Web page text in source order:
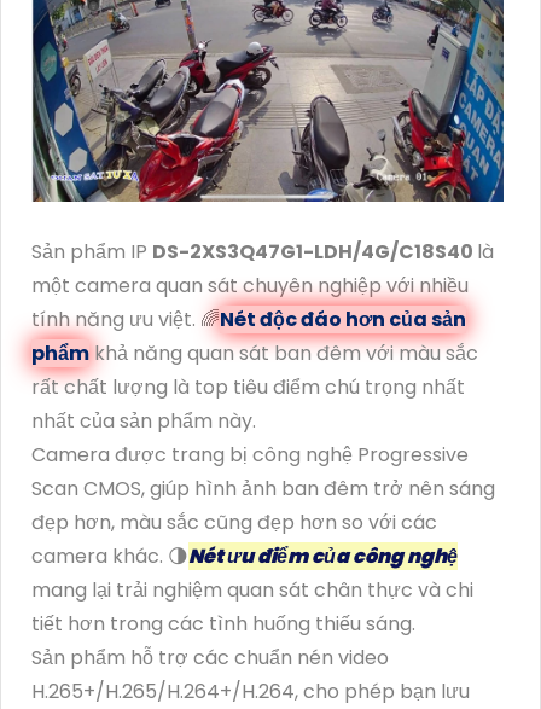
Sản phẩm IP DS-2XS3Q47G1-LDH/4G/C18S40 là
một camera quan sát chuyên nghiệp với nhiều
tính năng ưu việt. 🌈Nét độc đáo hơn của sản
phẩm khả năng quan sát ban đêm với màu sắc
rất chất lượng là top tiêu điểm chú trọng nhất
nhất của sản phẩm này.
Camera được trang bị công nghệ Progressive
Scan CMOS, giúp hình ảnh ban đêm trở nên sáng
đẹp hơn, màu sắc cũng đẹp hơn so với các
camera khác. 🌗Nét ưu điểm của công nghệ
mang lại trải nghiệm quan sát chân thực và chi
tiết hơn trong các tình huống thiếu sáng.
Sản phẩm hỗ trợ các chuẩn nén video
H.265+/H.265/H.264+/H.264, cho phép bạn lưu